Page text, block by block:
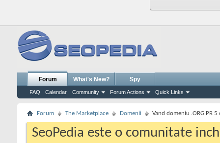
Forum
FAQ Calendar Community Forum Actions Quick Links
What's New? Spy
Forum The Marketplace Domenii Vand domeniu .ORG PR
SeoPedia este o comunitate